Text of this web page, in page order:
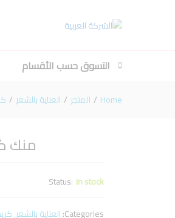
التسوق حسب الأقسام
Home
/ المتجر / العناية بالشعر /
منك
Status: In stock
Categories: العناية بالشعر,